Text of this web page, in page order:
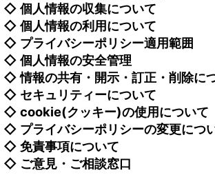
◇ 個人情報の収集について
◇ 個人情報の利用について
◇ プライバシーポリシー適用範囲
◇ 個人情報の安全管理
◇情報の共有・開示・訂正・削除に
◇ セキュリティーについて
◇ cookie(クッキー)の使用について
◇ プライバシーポリシーの変更につ
◇ 免責事項について
◇ ご意見・ご相談窓口